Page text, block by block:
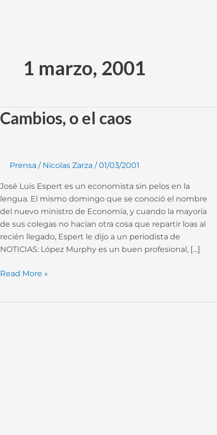
contenido1 marzo, 2001
Cambios, o el caos
Prensa / Nicolas Zarza /01/03/2001
José Luis Espert es un economista sin pelos en la
lengua. El mismo domingo que se conoció el nombre
del nuevo ministro de Economía, y cuando la mayoría
de sus colegas no hacían otra cosa que repartir loas al
recién llegado, Espert le dijo a un periodista de
NOTICIAS: López Murphy es un buen profesional, […]
Cambios,
o
Read More »